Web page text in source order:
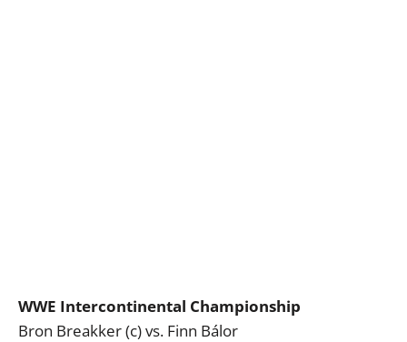
WWE Intercontinental Championship
Bron Breakker (c) vs. Finn Bálor